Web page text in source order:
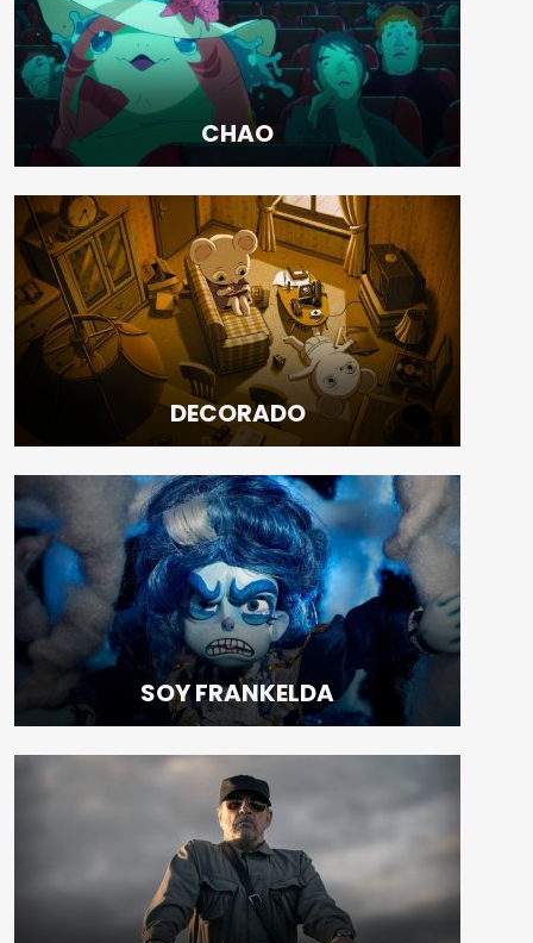
CHAO
DECORADO
SOY FRANKELDA